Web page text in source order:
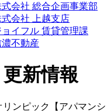
会社 総合企画事業部
会社 上越支店
イフル 賃貸管理課
不動産
新情報
リンピック【アパマン